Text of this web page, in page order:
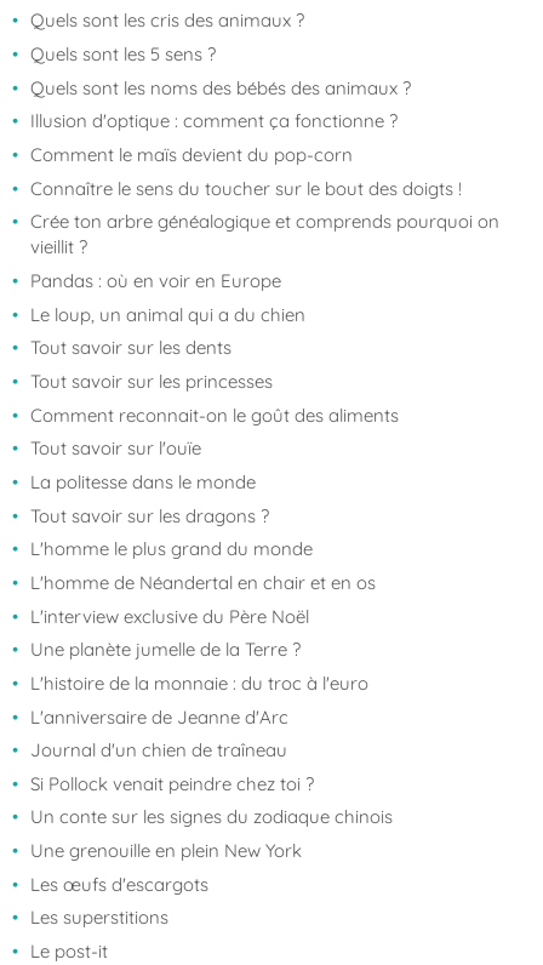
Quels sont les cris des animaux ?
Quels sont les 5 sens ?
Quels sont les noms des bébés des animaux ?
Illusion d'optique : comment ça fonctionne ?
Comment le maïs devient du pop-corn
Connaître le sens du toucher sur le bout des doigts !
Crée ton arbre généalogique et comprends pourquoi on
vieillit ?
Pandas : où en voir en Europe
Le loup, un animal qui a du chien
Tout savoir sur les dents
Tout savoir sur les princesses
Comment reconnait-on le goût des aliments
Tout savoir sur l'ouïe
La politesse dans le monde
Tout savoir sur les dragons ?
L'homme le plus grand du monde
L'homme de Néandertal en chair et en os
L'interview exclusive du Père Noël
Une planète jumelle de la Terre ?
L'histoire de la monnaie : du troc à l'euro
L'anniversaire de Jeanne d'Arc
Journal d'un chien de traîneau
Si Pollock venait peindre chez toi ?
Un conte sur les signes du zodiaque chinois
Une grenouille en plein New York
Les œufs d'escargots
Les superstitions
Le post-it